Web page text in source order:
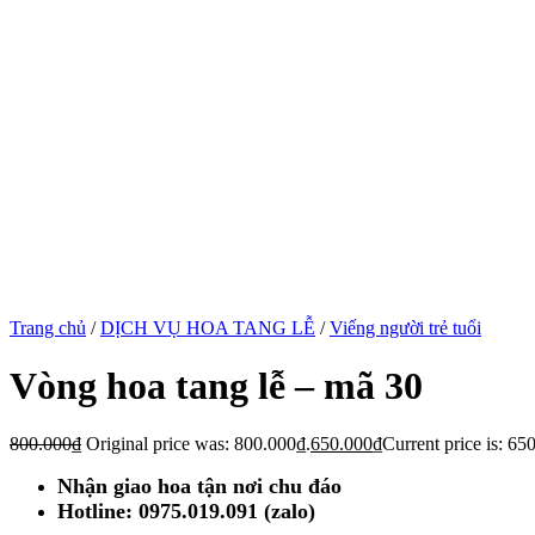
Trang chủ / DỊCH VỤ HOA TANG LỄ / Viếng người trẻ tuổi
Vòng hoa tang lễ – mã 30
800.000₫ Original price was: 800.000₫.650.000₫Current price is:
Nhận giao hoa tận nơi chu đáo
Hotline: 0975.019.091 (zalo)